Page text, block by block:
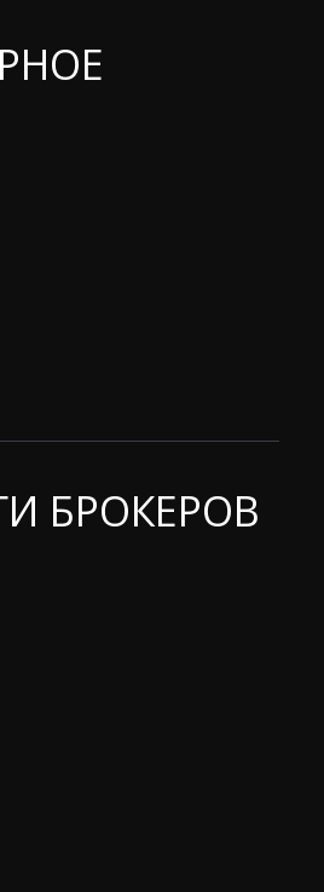
(валютные интервенции
БРОКЕРОВ